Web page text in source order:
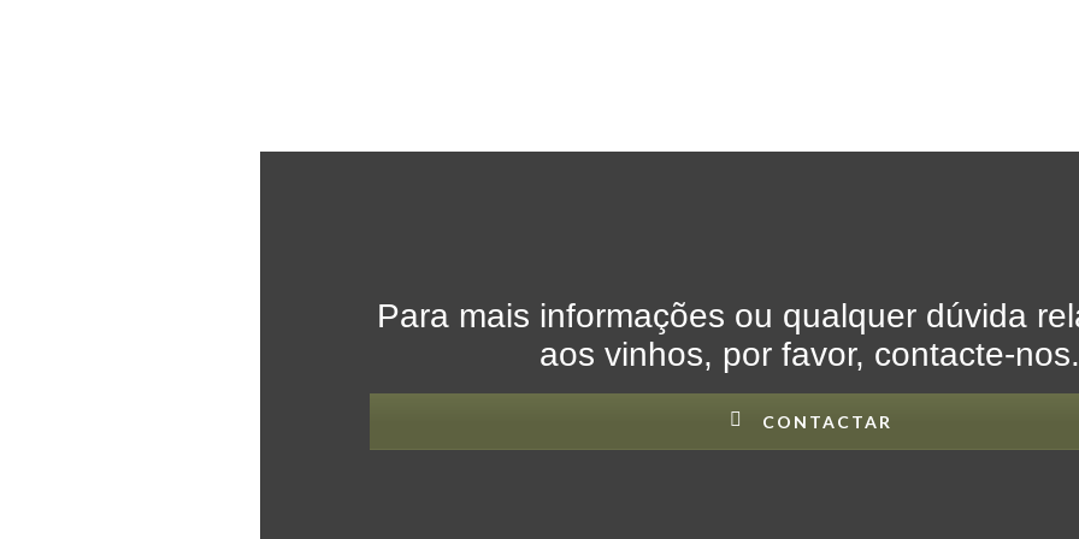
Para mais informações ou qualquer dúvida
aos vinhos, por favor, contacte-nos.
CONTACTAR